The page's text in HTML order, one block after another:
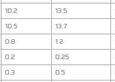
10.2 13.5
10.5 13.7
0.8 1.2
0.2 0.25
0.3 0.5